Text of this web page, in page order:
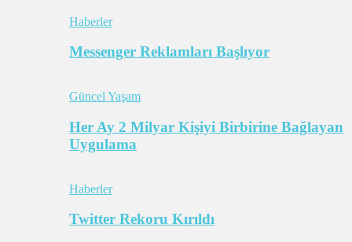
Haberler
Messenger Reklamları Başlıyor
Güncel Yaşam
Her Ay 2 Milyar Kişiyi Birbirine Bağlayan
Uygulama
Haberler
Twitter Rekoru Kırıldı